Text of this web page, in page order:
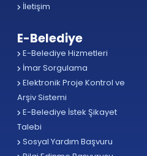
İletişim
E-Belediye
E-Belediye Hizmetleri
İmar Sorgulama
Elektronik Proje Kontrol ve
Arşiv Sistemi
E-Belediye İstek Şikayet
Talebi
Sosyal Yardım Başvuru